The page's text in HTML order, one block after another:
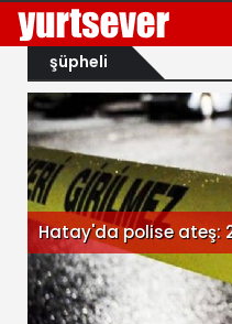
şüpheli
Hatay'da polise ateş: